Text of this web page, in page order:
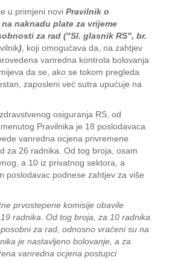
u primjeni novi Pravilnik o
naknadu plate za vrijeme
za rad ("Sl. glasnik RS", br.
) , koji omogućava da, na zahtjev
vanredna kontrola bolovanja
da se, ako se tokom pregleda
zaposleni već sutra upućuje na
osiguranja RS, od
Pravilnika je 18 poslodavaca
vanredna ocjena privremene
za 26 radnika. Od tog broja, osam
a 10 iz privatnog sektora, a
poslodavac podnese zahtjev za više
prvostepene komisije obavile
radnika. Od tog broja, za 10 radnika
za rad, odnosno vraćeni su na
je nastavljeno bolovanje, a za
vanredna ocjena postupci